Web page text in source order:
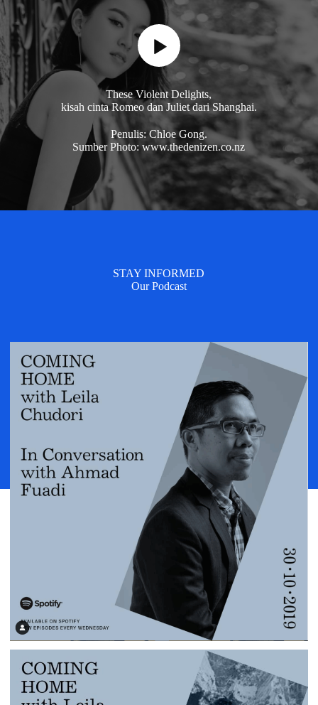
These Violent Delights,
kisah cinta Romeo dan Juliet dari Shanghai.
Penulis: Chloe Gong.
Sumber Photo: www.thedenizen.co.nz
STAY INFORMED
Our Podcast